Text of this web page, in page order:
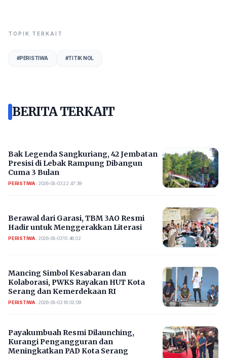
TOPIK TERKAIT
#PERISTIWA #TITIK NOL
BERITA TERKAIT
Bak Legenda Sangkuriang, 42 Jembatan
Presisi di Lebak Rampung Dibangun
Cuma 3 Bulan
PERISTIWA• 2026-08-03 22:47:39
Berawal dari Garasi, TBM 3AO Resmi
Hadir untuk Menggerakkan Literasi
PERISTIWA• 2026-08-03 15:46:02
Mancing Simbol Kesabaran dan
Kolaborasi, PWKS Rayakan HUT Kota
Serang dan Kemerdekaan RI
PERISTIWA• 2026-08-02 16:02:09
Payakumbuah Resmi Dilaunching,
Kurangi Pengangguran dan
Meningkatkan PAD Kota Serang